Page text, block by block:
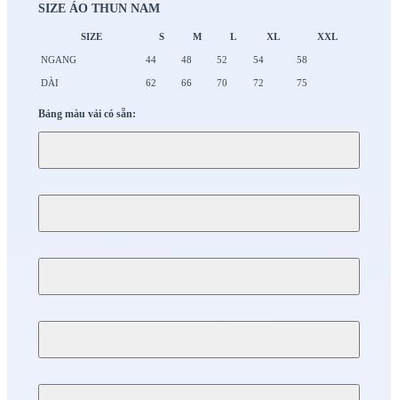
SIZE ÁO THUN NAM
SIZE S M L XL XXL
NGANG 44 48 52 54 58
DÀI 62 66 70 72 75
Bảng màu vải có sẵn: